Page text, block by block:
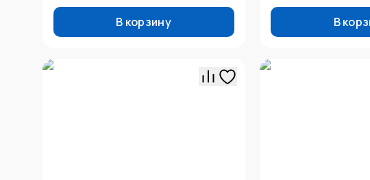
В корзину В